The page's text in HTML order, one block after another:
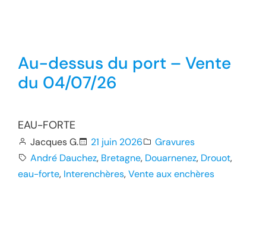
Au-dessus du port – Vente
du 04/07/26
EAU-FORTE
Jacques G. 21 juin 2026
Gravures
André Dauchez, Bretagne, Douarnenez, Drouot,
eau-forte, Interenchères, Vente aux enchères